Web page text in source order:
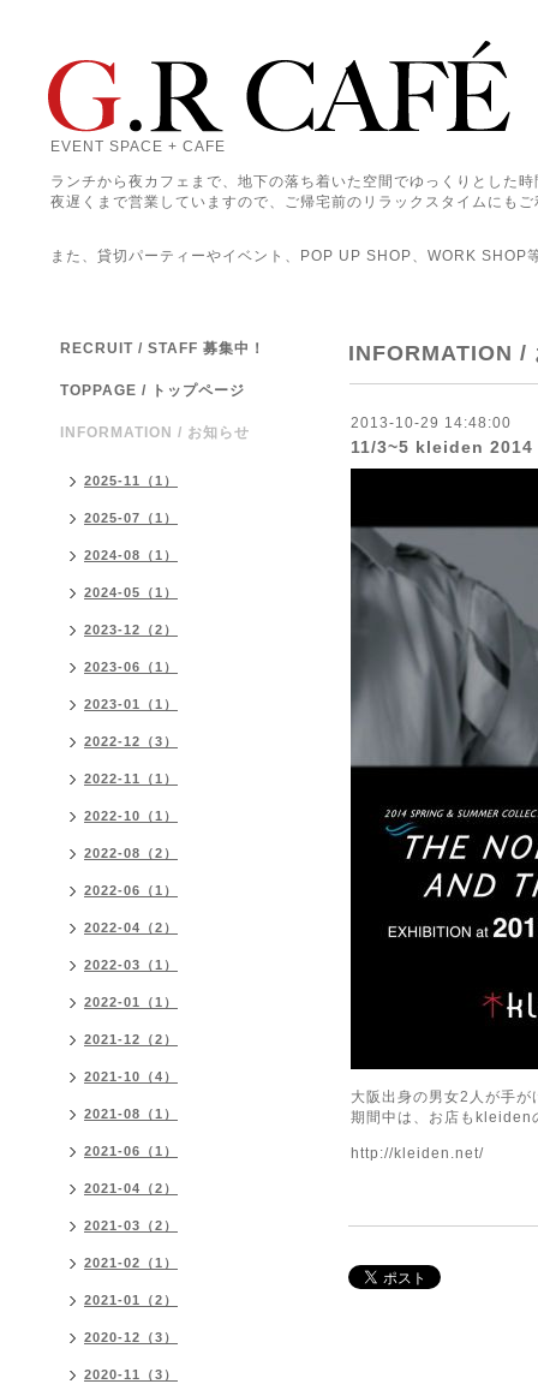
EVENT SPACE + CAFE
ランチから夜カフェまで、地下の落ち着いた空間でゆっくりとした
夜遅くまで営業していますので、ご帰宅前のリラックスタイムにも
また、貸切パーティーやイベント、POP UP SHOP、WORK SHOP
INFORMATION /
2013-10-29 14:48:00
11/3~5 kleiden
大阪出身の男女2人が手
期間中は、お店もkleiden
http://kleiden.net/
RECRUIT / STAFF 募集中！
TOPPAGE / トップページ
INFORMATION / お知らせ
2025-11（1）
2025-07（1）
2024-08（1）
2024-05（1）
2023-12（2）
2023-06（1）
2023-01（1）
2022-12（3）
2022-11（1）
2022-10（1）
2022-08（2）
2022-06（1）
2022-04（2）
2022-03（1）
2022-01（1）
2021-12（2）
2021-10（4）
2021-08（1）
2021-06（1）
2021-04（2）
2021-03（2）
2021-02（1）
2021-01（2）
2020-12（3）
2020-11（3）